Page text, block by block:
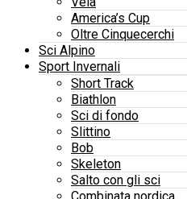
America’s Cup
Oltre Cinquecerchi
Sci Alpino
Sport Invernali
Short Track
Biathlon
Sci di fondo
Slittino
Bob
Skeleton
Salto con gli sci